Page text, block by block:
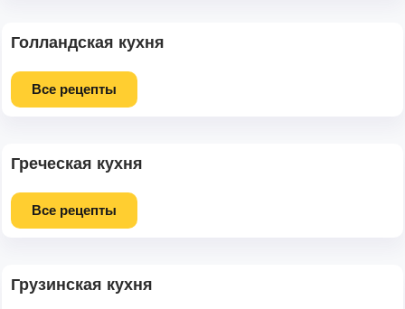
Голландская кухня
Все рецепты
Греческая кухня
Все рецепты
Грузинская кухня